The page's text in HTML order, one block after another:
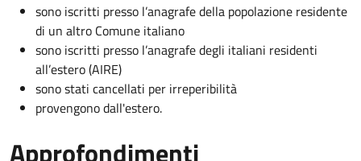
sono iscritti presso l’anagrafe della popolazione residente
di un altro Comune italiano
sono iscritti presso l’anagrafe degli italiani residenti
all’estero (AIRE)
sono stati cancellati per irreperibilità
provengono dall'estero.
Approfondimenti